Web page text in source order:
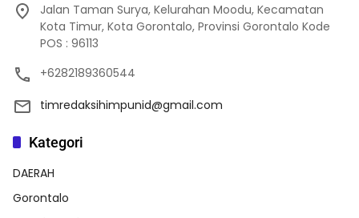
Jalan Taman Surya, Kelurahan Moodu, Kecamatan
Kota Timur, Kota Gorontalo, Provinsi Gorontalo Kode
POS : 96113
+6282189360544
timredaksihimpunid@gmail.com
Kategori
DAERAH
Gorontalo